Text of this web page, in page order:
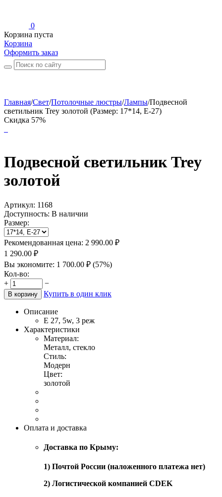
0
Корзина пуста
Корзина
Оформить заказ
Главная/Свет/Потолочные люстры/Лампы/Подвесной
светильник Trey золотой (Размер: 17*14, Е-27)
Скидка 57%
Подвесной светильник Trey
золотой
Артикул: 1168
Доступность: В наличии
Размер:
Рекомендованная цена: 2 990.00 ₽
1 290.00 ₽
Вы экономите: 1 700.00 ₽ (57%)
Кол-во:
+
−
В корзину Купить в один клик
Описание
Е 27, 5w, 3 реж
Характеристики
Материал:
Металл, стекло
Стиль:
Модерн
Цвет:
золотой
Оплата и доставка
Доставка по Крыму:
1) Почтой России (наложенного платежа нет)
2) Логистической компанией CDEK